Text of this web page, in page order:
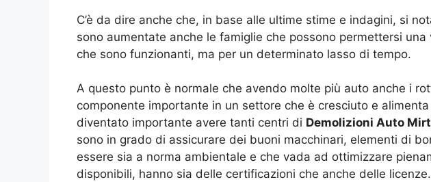
C’è da dire anche che, in base alle ultime stime e indagini, si
sono aumentate anche le famiglie che possono permettersi
che sono funzionanti, ma per un determinato lasso di tempo.
A questo punto è normale che avendo molte più auto anche i
componente importante in un settore che è cresciuto e
diventato importante avere tanti centri di Demolizioni Auto
sono in grado di assicurare dei buoni macchinari, elementi di
essere sia a norma ambientale e che vada ad ottimizzare
disponibili, hanno sia delle certificazioni che anche delle licenze.